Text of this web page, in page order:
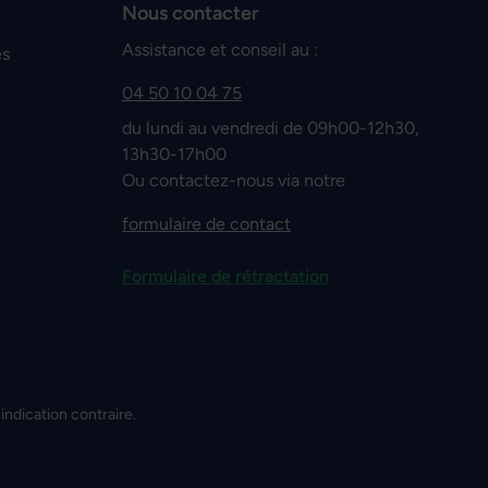
Nous contacter
Assistance et conseil au :
04 50 10 04 75
du lundi au vendredi de 09h00-12h30,
13h30-17h00
Ou contactez-nous via notre
formulaire de contact
Formulaire de rétractation
contraire.